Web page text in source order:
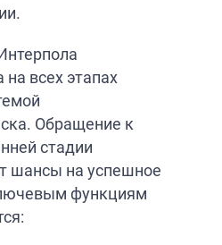
всех этапах
Обращение к
стадии
шансы на успешное
функциям